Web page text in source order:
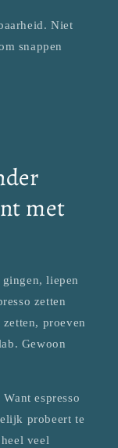
Niet
snappen
met
liepen
zetten
proeven
Gewoon
espresso
probeert te
veel